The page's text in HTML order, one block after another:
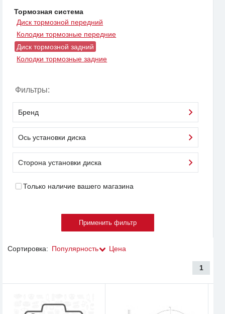
Тормозная система
Диск тормозной передний
Колодки тормозные передние
Диск тормозной задний
Колодки тормозные задние
Фильтры:
Бренд
Ось установки диска
Сторона установки диска
Только наличие вашего магазина
Сортировка: Популярность Цена
1